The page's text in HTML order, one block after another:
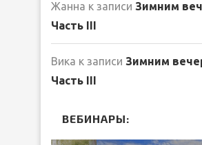
Жанна к записи Зимним
Часть III
Вика к записи Зимним
Часть III
ВЕБИНАРЫ: